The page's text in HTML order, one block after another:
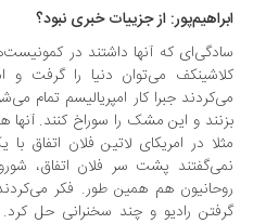
از جزییات خبری نبود؟
که آنها داشتند در کمونیست‌ها
می‌توان دنیا را گرفت و
جبرا کار امپریالیسم تمام می‌شود و
و این مشک را سوراخ کنند. آنها همین
در امریکای لاتین فلان اتفاق با یک
پشت سر فلان اتفاق، شوروی
هم همین طور. فکر می‌کردند،
رادیو و چند سخنرانی حل کرد. یا